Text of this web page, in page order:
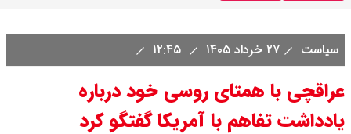
سیاست ۲۷ خرداد ۱۴۰۵
عراقچی با همتای روسی خود درباره
یادداشت تفاهم با آمریکا گفتگو کرد